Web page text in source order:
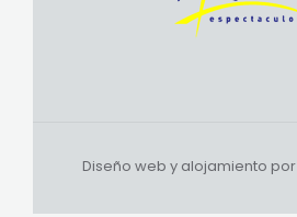
Diseño web y alojamiento por